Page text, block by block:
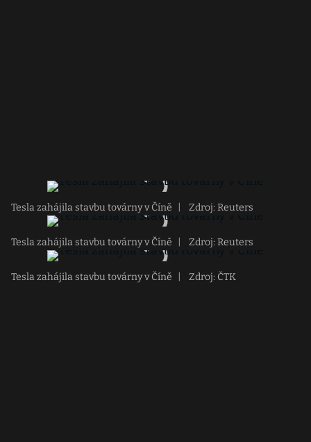
Tesla zahájila stavbu továrny v Číně Zdroj: Reuters
Tesla zahájila stavbu továrny v Číně Zdroj: Reuters
Tesla zahájila stavbu továrny v Číně Zdroj: ČTK